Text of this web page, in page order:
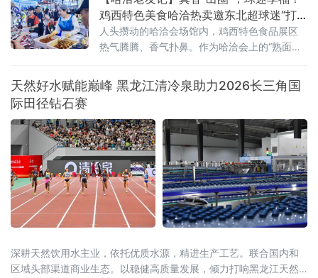
鸡西特色美食哈洽热卖邀东北超球迷“打
卡尝鲜”
人头攒动的哈洽会场馆内，鸡西特色食品展区
热气腾腾、香气扑鼻。作为哈洽会上的“熟面
注，直径近一米的超大不锈钢盆前，创始人金
正花戴着卫生手套，现场沉浸式翻拌红油辣
早到晚始终客流爆满。“地道辣菜”人气爆棚，球
迷专属福利暖心上线展台之上，一袋袋包装精
美的鸡西大冷面、窖缸酸菜、风味糖蒜整齐堆
叠，明码标价的菜
天然好水赋能巅峰 黑龙江清冷泉助力2026长三角国
际田径钻石赛
深耕天然饮用水主业，依托优质水源，精进生产工艺。联合国内和
区域头部渠道商业生态。以稳健高质量发展，倾力打响黑龙江天然